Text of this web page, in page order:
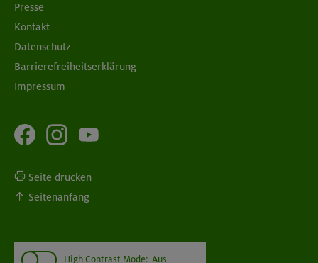
Presse
Kontakt
Datenschutz
Barrierefreiheitserklärung
Impressum
Seite drucken
Seitenanfang
High Contrast Mode: Aus